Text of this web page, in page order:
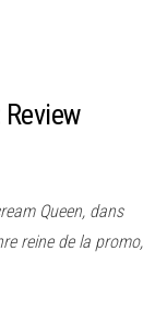
Queen, dans
reine de la promo,